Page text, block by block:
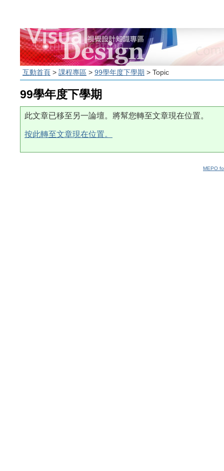
互動首頁 > 課程專區 > 99學年度下學期 > Topic
99學年度下學期
此文章已移至另一論壇。將幫您轉至文章現在位置。
按此轉至文章現在位置。
MEPO